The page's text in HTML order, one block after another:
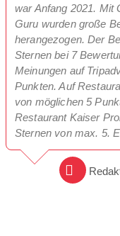
war Anfang 2021. Mit
Guru wurden große
herangezogen. Der
Sternen bei 7
Meinungen auf
Punkten. Auf
von möglichen 5
Restaurant Kaiser
Sternen von max. 5.